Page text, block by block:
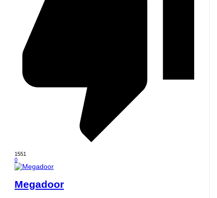
1551
0
Megadoor